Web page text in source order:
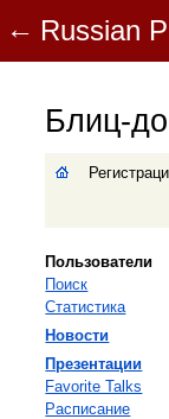
Блиц-
Пользователи
Поиск
Статистика
Новости
Презентации
Favorite Talks
Расписание